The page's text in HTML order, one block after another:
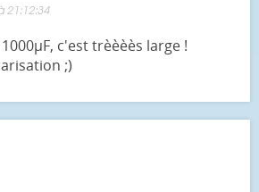
21:12:34
c'est trèèèès large !
;)